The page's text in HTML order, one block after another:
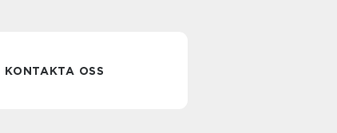
KONTAKTA OSS